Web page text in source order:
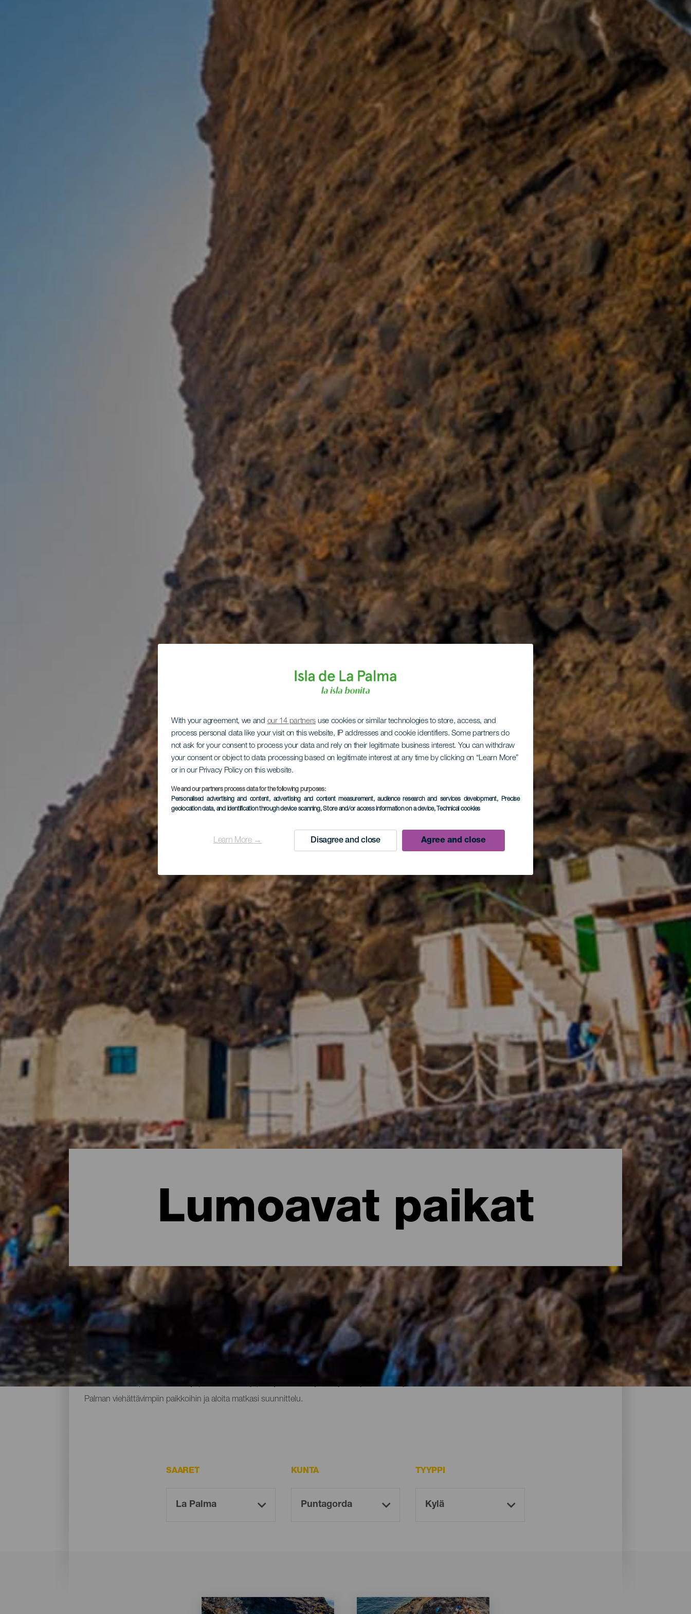
With your agreement, we and our 14 partners use cookies or similar technologies to store, access, and
process personal data like your visit on this website, IP addresses and cookie identifiers. Some partners do
not ask for your consent to process your data and rely on their legitimate business interest. You can withdraw
your consent or object to data processing based on legitimate interest at any time by clicking on “Learn More”
or in our Privacy Policy on this website.
We and our partners process data for the following purposes:
Personalised advertising and content, advertising and content measurement, audience research and services development, Precise
geolocation data, and identification through device scanning, Store and/or access information on a device, Technical cookies
Learn More → Disagree and close Agree and close
Lumoavat paikat
La Palman viehättävimmät paikat
Pääkaupungin värikkäiden parvekkeiden ja historiallisten mukulakivikatujen lisäksi La Palmassa on paljon muitakin viehättäviä paikkoja. Saaren läpi
kulkiessaan voi helposti törmätä tuhansia vuosia vanhojen metsien keskellä tai lohikäärmepuiden keskellä sijaitseviin värikkäisiin pikku kyliin, jotka
vaalivat vieläkin paikallisia käsityöperinteitä. Voit jopa löytää itsesi kylästä, joka sijaitsee rotkojen välissä tai luolan sisällä meren rannalla. Tutustu La
Palman viehättävimpiin paikkoihin ja aloita matkasi suunnittelu.
SAARET KUNTA TYYPPI
Imagen
Listado
Imagen
Imagen
Listado
Imagen